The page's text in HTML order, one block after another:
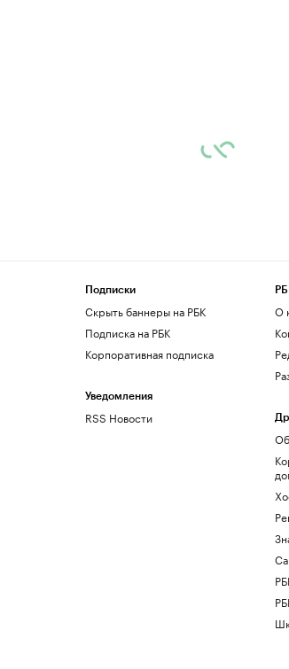
Подписки
Скрыть баннеры на РБК
Подписка на РБК
Корпоративная подписка
Уведомления
RSS Новости
О